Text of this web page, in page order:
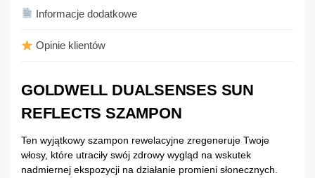
Informacje dodatkowe
Opinie klientów
GOLDWELL DUALSENSES SUN
REFLECTS SZAMPON
Ten wyjątkowy szampon rewelacyjne zregeneruje Twoje
włosy, które utraciły swój zdrowy wygląd na wskutek
nadmiernej ekspozycji na działanie promieni słonecznych.